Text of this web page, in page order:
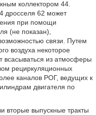
коллектором 44.
дросселя 62 может
при помощи
(не показан),
связи. Путем
воздуха некоторое
всасываться из атмосферы
рециркуляционных
каналов РОГ, ведущих к
двигателя по
вторые выпускные тракты